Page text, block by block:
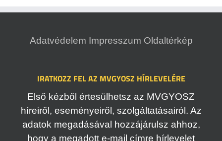
Adatvédelem Impresszum Oldaltérkép
IRATKOZZ FEL AZ MVGYOSZ HÍRLEVELÉRE
Első kézből értesülhetsz az MVGYOSZ
híreiről, eseményeiről, szolgáltatásairól. Az
adatok megadásával hozzájárulsz ahhoz,
hogy a megadott e-mail címre hírlevelet